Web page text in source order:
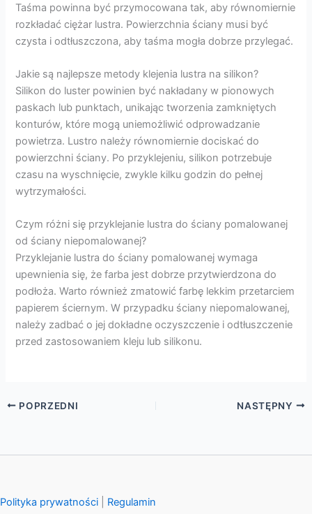
Taśma powinna być przymocowana tak, aby równomiernie
rozkładać ciężar lustra. Powierzchnia ściany musi być
czysta i odtłuszczona, aby taśma mogła dobrze przylegać.
Jakie są najlepsze metody klejenia lustra na silikon?
Silikon do luster powinien być nakładany w pionowych
paskach lub punktach, unikając tworzenia zamkniętych
konturów, które mogą uniemożliwić odprowadzanie
powietrza. Lustro należy równomiernie dociskać do
powierzchni ściany. Po przyklejeniu, silikon potrzebuje
czasu na wyschnięcie, zwykle kilku godzin do pełnej
wytrzymałości.
Czym różni się przyklejanie lustra do ściany pomalowanej
od ściany niepomalowanej?
Przyklejanie lustra do ściany pomalowanej wymaga
upewnienia się, że farba jest dobrze przytwierdzona do
podłoża. Warto również zmatowić farbę lekkim przetarciem
papierem ściernym. W przypadku ściany niepomalowanej,
należy zadbać o jej dokładne oczyszczenie i odtłuszczenie
przed zastosowaniem kleju lub silikonu.
POPRZEDNI NASTĘPNY
Polityka prywatności Regulamin